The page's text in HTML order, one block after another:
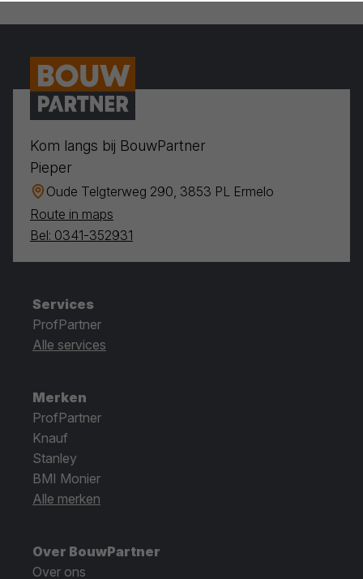
Kom langs bij BouwPartner
Pieper
Oude Telgterweg 290, 3853 PL Ermelo
Route in maps
Bel: 0341-352931
Services
ProfPartner
Alle services
Merken
ProfPartner
Knauf
Stanley
BMI Monier
Alle merken
Over BouwPartner
Over ons